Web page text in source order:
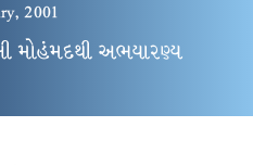
2001
મોહંમદથી અભયારણ્ય